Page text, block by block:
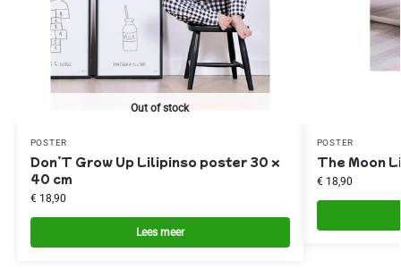
Out of stock
POSTER
Don’T Grow Up Lilipinso poster 30 x
40 cm
€18,90
Lees meer
POSTER
The Moon
€18,90